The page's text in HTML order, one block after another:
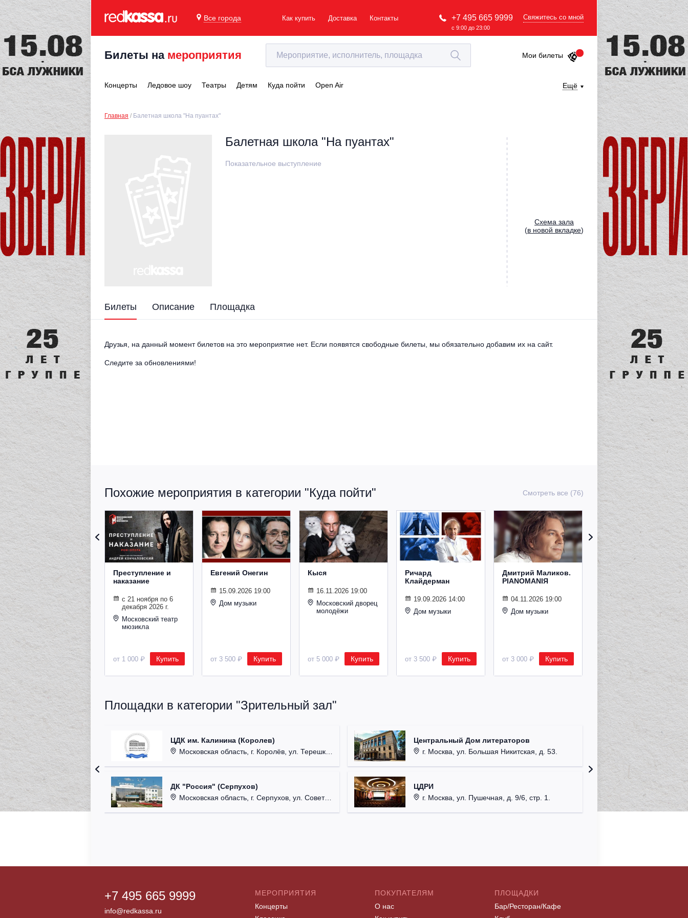
Все города Как купить Доставка Контакты +7 495 665 9999
с 9:00 до 23:00
Свяжитесь со мной
Билеты на мероприятия Мои билеты
Концерты Ледовое шоу Театры Детям Куда пойти Open Air Ещё
Главная Балетная школа "На пуантах"
Балетная школа "На пуантах"
Показательное выступление
Cхема зала
(в новой вкладке)
Билеты Описание Площадка
Друзья, на данный момент билетов на это мероприятие нет. Если появятся свободные билеты, мы обязательно добавим их на сайт.
Следите за обновлениями!
Похожие мероприятия в категории "Куда пойти" Смотреть все (76)
Преступление и
наказание
с 21 ноября по 6
декабря 2026 г.
Московский театр
мюзикла
от 1 000 ₽ Купить
Евгений Онегин
15.09.2026 19:00
Дом музыки
от 3 500 ₽ Купить
Кыся
16.11.2026 19:00
Московский дворец
молодёжи
от 5 000 ₽ Купить
Ричард
Клайдерман
19.09.2026 14:00
Дом музыки
от 3 500 ₽ Купить
Дмитрий Маликов.
PIANOMANIЯ
04.11.2026 19:00
Дом музыки
от 3 000 ₽ Купить
Рождественский
концерт
Владимира
Спивакова
24.12.2026 19:00
Дом музыки
от 8 500 ₽ Купить
Площадки в категории "Зрительный зал"
ЦДК им. Калинина (Королев)
Московская область, г. Королёв, ул. Терешковой, д. 1.
ДК "Россия" (Серпухов)
Московская область, г. Серпухов, ул. Советская, д. 90.
Центральный Дом литераторов
г. Москва, ул. Большая Никитская, д. 53.
ЦДРИ
г. Москва, ул. Пушечная, д. 9/6, стр. 1.
г.
КДЦ
+7 495 665 9999
info@redkassa.ru
МЕРОПРИЯТИЯ
Концерты
ПОКУПАТЕЛЯМ
О нас
ПЛОЩАДКИ
Бар/Ресторан/Кафе